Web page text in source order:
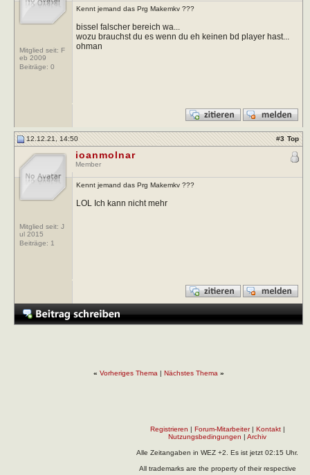
Mitglied seit: F
eb 2009
Beiträge: 0
Kennt jemand das Prg Makemkv ???
bissel falscher bereich wa...
wozu brauchst du es wenn du eh keinen bd player hast...
ohman
12.12.21, 14:50 #3 Top
Mitglied seit: J
ul 2015
Beiträge: 1
ioanmolnar
Member
Kennt jemand das Prg Makemkv ???
LOL Ich kann nicht mehr
« Vorheriges Thema | Nächstes Thema »
Registrieren | Forum-Mitarbeiter| Kontakt|
Nutzungsbedingungen | Archiv
Alle Zeitangaben in WEZ +2. Es ist jetzt 02:15 Uhr.
All trademarks are the property of their respective